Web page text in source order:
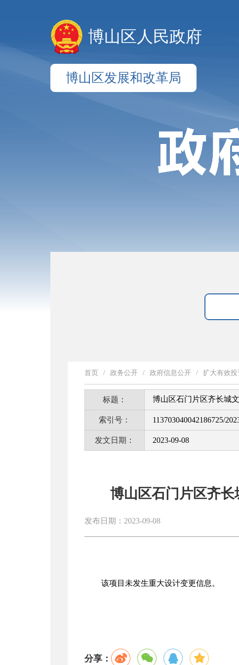
博山区人民政府
博山区发展和改革局
首页 / 政务公开 / 政府信息公开 / 扩大有效投
标题： 博山区石门片区齐长城
索引号： 113703040042186725/
发文日期： 2023-09-08
博山区石门片区齐
发布日期：2023-09-08
该项目未发生重大设计变更信息。
分享：